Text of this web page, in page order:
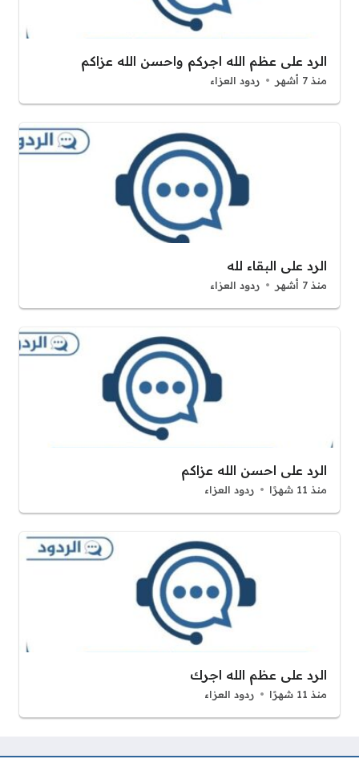
الرد على عظم الله اجركم واحسن الله عزاكم
منذ 7 أشهر ردود العزاء
الرد على البقاء لله
منذ 7 أشهر ردود العزاء
الرد على احسن الله عزاكم
منذ 11 شهرًا ردود العزاء
الرد على عظم الله اجرك
منذ 11 شهرًا ردود العزاء